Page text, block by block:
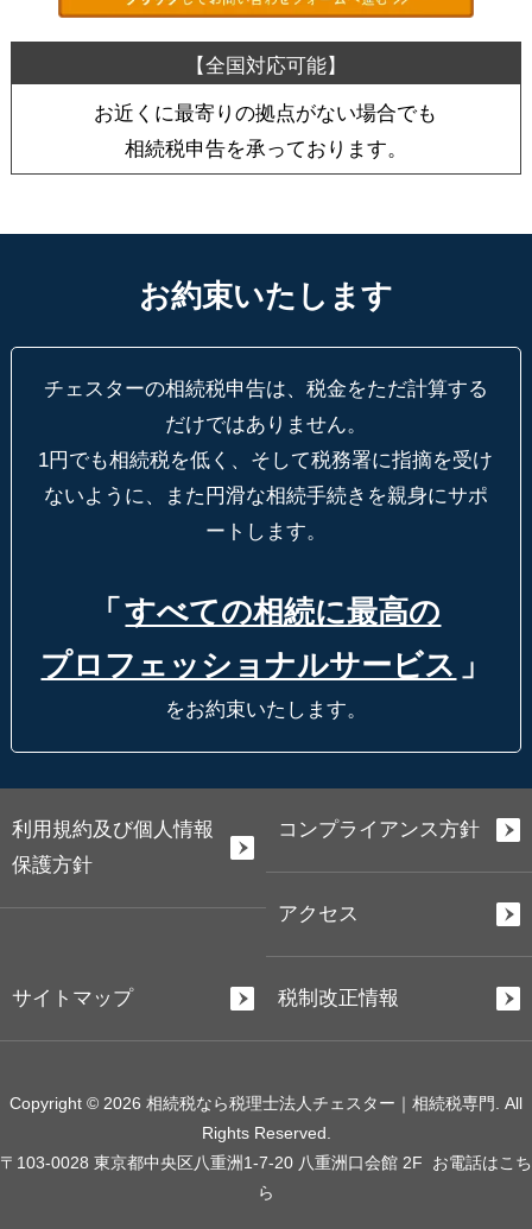
お近くに最寄りの拠点がない場合でも
相続税申告を承っております。
お約束いたします
チェスターの相続税申告は、税金をただ計算する
だけではありません。
1円でも相続税を低く、そして税務署に指摘を受け
ないように、
また円滑な相続手続きを親身にサポ
ートします。
「 すべての相続に最高の
プロフェッショナルサービス 」
をお約束いたします。
利用規約及び個人情報
保護方針
コンプライアンス方針
アクセス
サイトマップ 税制改正情報
Copyright © 2026 相続税なら税理士法人チェスター｜相続税専門. All
Rights Reserved.
〒103-0028 東京都中央区八重洲1-7-20 八重洲口会館 2F お電話はこち
ら